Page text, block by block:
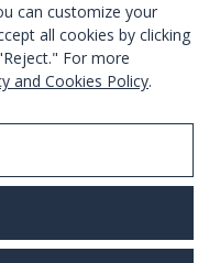
ABONNER
can customize your
all cookies by clicking
For more
and Cookies Policy.
Policy
of Use